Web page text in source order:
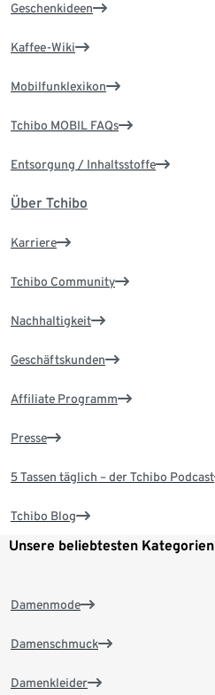
Geschenkideen
Kaffee-Wiki
Mobilfunklexikon
Tchibo MOBIL FAQs
Entsorgung / Inhaltsstoffe
Über Tchibo
Karriere
Tchibo Community
Nachhaltigkeit
Geschäftskunden
Affiliate Programm
Presse
5 Tassen täglich – der Tchibo Podcast
Tchibo Blog
Unsere beliebtesten Kategorien
Damenmode
Damenschmuck
Damenkleider